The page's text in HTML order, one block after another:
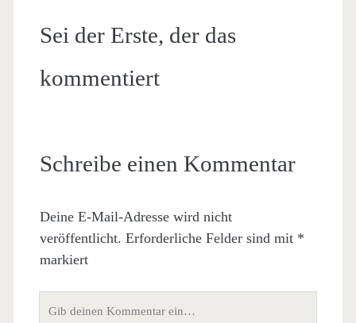
Sei der Erste, der das
kommentiert
Schreibe einen Kommentar
Deine E-Mail-Adresse wird nicht
veröffentlicht. Erforderliche Felder sind mit *
markiert